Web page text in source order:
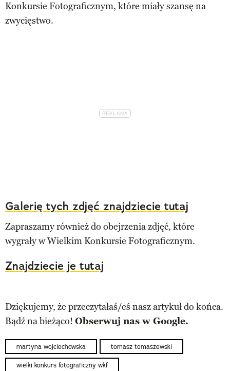
Konkursie Fotograficznym, które miały szansę na
zwycięstwo.
Galerię tych zdjęć znajdziecie tutaj
Zapraszamy również do obejrzenia zdjęć, które
wygrały w Wielkim Konkursie Fotograficznym.
Znajdziecie je tutaj
Dziękujemy, że przeczytałaś/eś nasz artykuł do końca.
Bądź na bieżąco! Obserwuj nas w Google.
martyna wojciechowska tomasz tomaszewski
wielki konkurs fotograficzny wkf